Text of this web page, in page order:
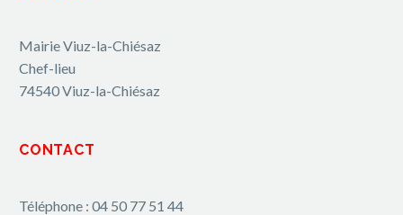
Mairie Viuz-la-Chiésaz
Chef-lieu
74540 Viuz-la-Chiésaz
CONTACT
Téléphone : 04 50 77 51 44